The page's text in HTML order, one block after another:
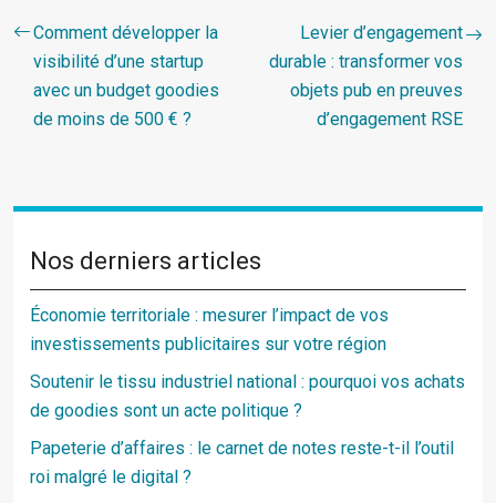
Comment développer la
visibilité d’une startup
avec un budget goodies
de moins de 500 € ?
Levier d’engagement
durable : transformer vos
objets pub en preuves
d’engagement RSE
Nos derniers articles
Économie territoriale : mesurer l’impact de vos
investissements publicitaires sur votre région
Soutenir le tissu industriel national : pourquoi vos achats
de goodies sont un acte politique ?
Papeterie d’affaires : le carnet de notes reste-t-il l’outil
roi malgré le digital ?